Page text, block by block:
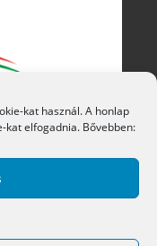
kat használ. A honlap
kat elfogadnia. Bővebben: